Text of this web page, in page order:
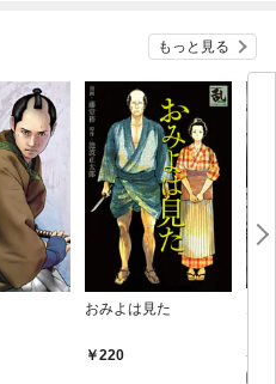
もっと見る
おみよは見た
220